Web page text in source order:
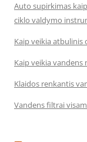
Auto supirkimas
ciklo valdymo
Kaip veikia atbulinis
Kaip veikia
Klaidos renkantis
Vandens filtrai